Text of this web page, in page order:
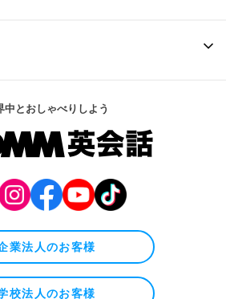
中とおしゃべりしよう
業法人のお客様
校法人のお客様